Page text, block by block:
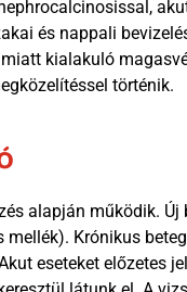
és nappali
kialakuló
történik.
alapján működik.
mellék). Krónikus
eseteket előzetes